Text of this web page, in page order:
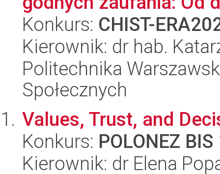
Konkurs: CHIST-
Kierownik: dr hab.
Politechnika
Społecznych
Values, Trust, and
Konkurs: POLONEZ BIS
Kierownik: dr Elena